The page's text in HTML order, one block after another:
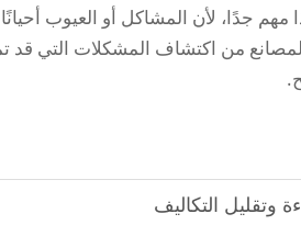
جدًا، لأن المشاكل أو العيوب أحيانًا
من اكتشاف المشكلات التي قد
وتقليل التكاليف